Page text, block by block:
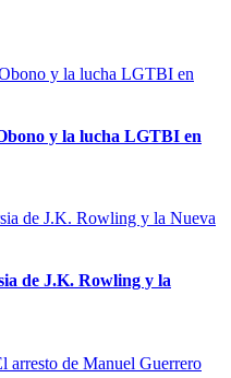
y la lucha LGTBI en
de J.K. Rowling y la